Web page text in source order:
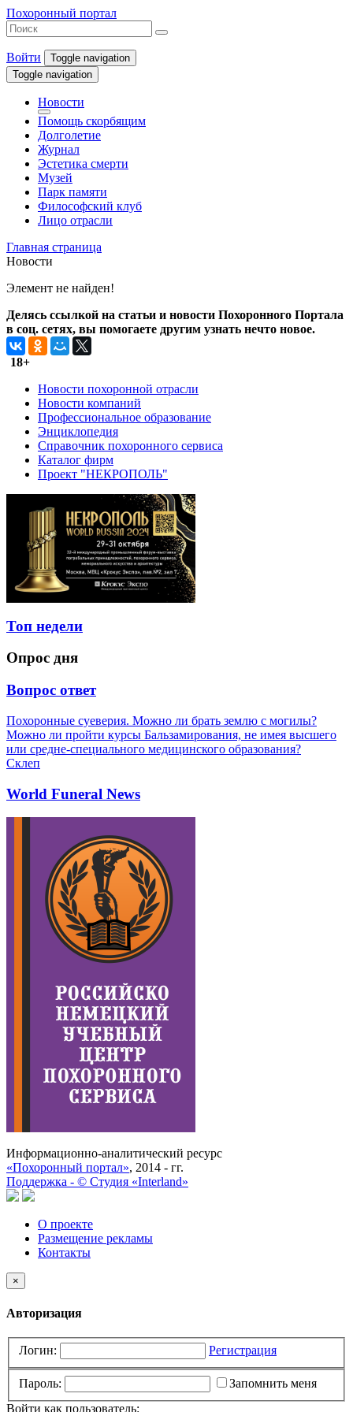
Похоронный портал
Войти
Toggle navigation
Toggle navigation
Новости
Помощь скорбящим
Долголетие
Журнал
Эстетика смерти
Музей
Парк памяти
Философский клуб
Лицо отрасли
Главная страница
Новости
Элемент не найден!
Делясь ссылкой на статьи и новости Похоронного Портала
в соц. сетях, вы помогаете другим узнать нечто новое.
18+
Новости похоронной отрасли
Новости компаний
Профессиональное образование
Энциклопедия
Справочник похоронного сервиса
Каталог фирм
Проект "НЕКРОПОЛЬ"
Топ недели
Опрос дня
Вопрос ответ
Похоронные суеверия. Можно ли брать землю с могилы?
Можно ли пройти курсы Бальзамирования, не имея высшего
или средне-специального медицинского образования?
Склеп
World Funeral News
Информационно-аналитический ресурс
«Похоронный портал», 2014 - гг.
Поддержка - © Cтудия «Interland»
О проекте
Размещение рекламы
Контакты
×
Авторизация
Логин: Регистрация
Пароль:
Запомнить меня
Войти как пользователь: